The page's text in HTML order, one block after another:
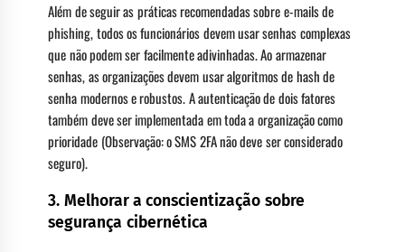
Além de seguir as práticas recomendadas sobre e-mails de
phishing, todos os funcionários devem usar senhas complexas
que não podem ser facilmente adivinhadas. Ao armazenar
senhas, as organizações devem usar algoritmos de hash de
senha modernos e robustos. A autenticação de dois fatores
também deve ser implementada em toda a organização como
prioridade (Observação: o SMS 2FA não deve ser considerado
seguro).
3. Melhorar a conscientização sobre
segurança cibernética